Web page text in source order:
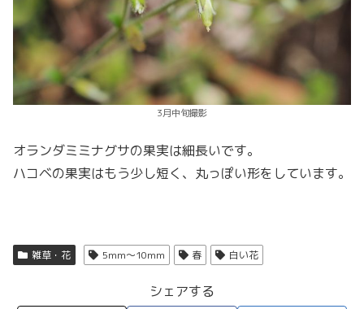
3月中旬撮影
オランダミミナグサの果実は細長いです。
ハコベの果実はもう少し短く、丸っぽい形をしています。
雑草・花 5mm～10mm 春 白い花
シェアする